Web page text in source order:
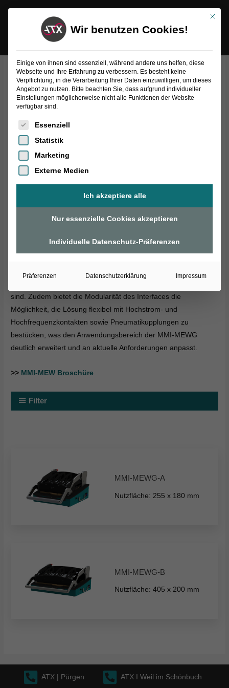
MMI-MEWG |
Mechanisch
Mit dem MMI-MEW, bestehend aus der bewährten MMI-
bieten wir Ihnen eine effiziente und innovative Lösung. Dank
des perfekten mechanischen Zusammenspiels von MMI und
MEW können Sie Ihre bestehenden MEW-Kassetten weiterhin
fortschrittlichen MMI-Mechanik, die ein moderneres und
sind. Zudem bietet die Modularität des Interfaces die
Möglichkeit, die Lösung flexibel mit Hochstrom- und
Hochfrequenzkontakten sowie Pneumatikupplungen zu
bestücken, was den Anwendungsbereich der MMI-MEWG
deutlich erweitert und an aktuelle Anforderungen anpasst.
>> MMI-MEW Broschüre
Filter
MMI-MEWG-A
Nutzfläche: 255 x 180 mm
MMI-MEWG-B
Nutzfläche: 405 x 200 mm
ATX | Pürgen ATX I Weil im Schönbuch
Mit
Wir benutzen Cookies!
Einige von ihnen sind essenziell, während andere uns helfen, diese
Webseite und Ihre Erfahrung zu verbessern. Es besteht keine
Verpflichtung, in die Verarbeitung Ihrer Daten einzuwilligen, um dieses
Angebot zu nutzen. Bitte beachten Sie, dass aufgrund individueller
Einstellungen möglicherweise nicht alle Funktionen der Website
verfügbar sind.
Es folgt eine Liste der Service-Gruppen, für die eine
Essenziell
Statistik
Marketing
Externe Medien
Ich akzeptiere alle
Nur essenzielle Cookies akzeptieren
Individuelle Datenschutz-Präferenzen
Präferenzen Datenschutzerklärung Impressum